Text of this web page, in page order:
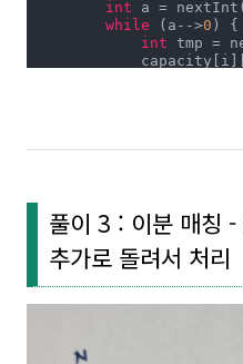
int a =
while (a-->0 ) {
int tmp =
    }
// M' to sink
for (int i = n+m+1;
풀이 3 : 이분 매칭
추가로 돌려서 처리